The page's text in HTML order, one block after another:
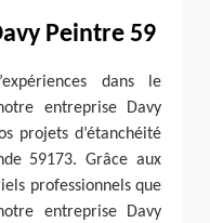
Peintre 59
dans le
entreprise Davy
projets d’étanchéité
59173. Grâce aux
professionnels que
entreprise Davy